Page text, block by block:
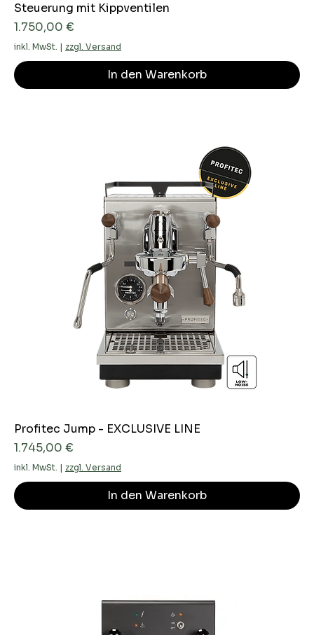
Steuerung mit Kippventilen
Preis
1.750,00 €
inkl. MwSt. | zzgl. Versand
In den Warenkorb
Profitec Jump - EXCLUSIVE LINE
Preis
1.745,00 €
inkl. MwSt. | zzgl. Versand
In den Warenkorb